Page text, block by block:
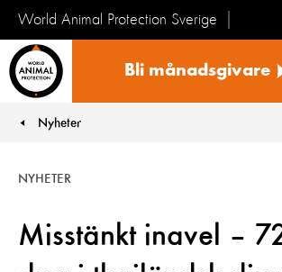
World Animal Protection Sverige
Bli månadsgivare
You are here:
Nyheter
Misstänkt inavel –
NYHETER